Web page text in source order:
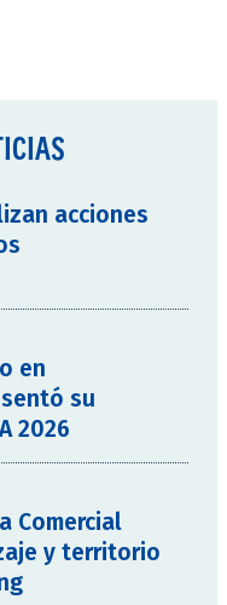
acciones
en
su
2026
Comercial
y territorio